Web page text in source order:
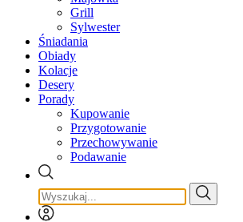
Grill
Sylwester
Śniadania
Obiady
Kolacje
Desery
Porady
Kupowanie
Przygotowanie
Przechowywanie
Podawanie